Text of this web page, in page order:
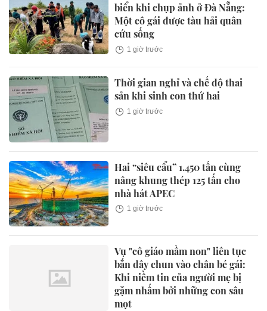
biển khi chụp ảnh ở Đà Nẵng:
Một cô gái được tàu hải quân
cứu sống
1 giờ trước
Thời gian nghỉ và chế độ thai
sản khi sinh con thứ hai
1 giờ trước
Hai “siêu cẩu” 1.450 tấn cùng
nâng khung thép 125 tấn cho
nhà hát APEC
1 giờ trước
Vụ "cô giáo mầm non" liên tục
bắn dây chun vào chân bé gái:
Khi niềm tin của người mẹ bị
gặm nhấm bởi những con sâu
mọt